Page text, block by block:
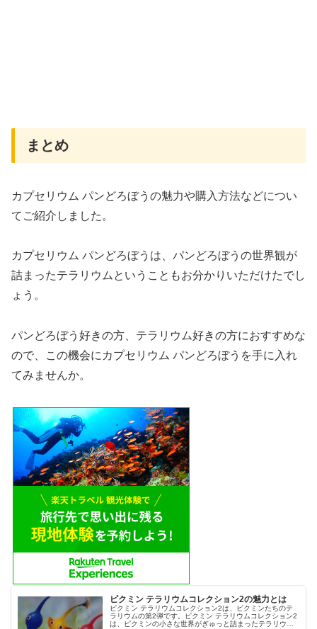
まとめ
カプセリウム パンどろぼうの魅力や購入方法などについ
てご紹介しました。
カプセリウム パンどろぼうは、パンどろぼうの世界観が
詰まったテラリウムということもお分かりいただけたでし
ょう。
パンどろぼう好きの方、テラリウム好きの方におすすめな
ので、この機会にカプセリウム パンどろぼうを手に入れ
てみませんか。
ピクミン テラリウムコレクション2の魅力とは
ピクミン テラリウムコレクション2は、ピクミンたちのテ
ラリウムの第2弾です。ピクミン テラリウムコレクション2
は、ピクミンの小さな世界がぎゅっと詰まったテラリウム